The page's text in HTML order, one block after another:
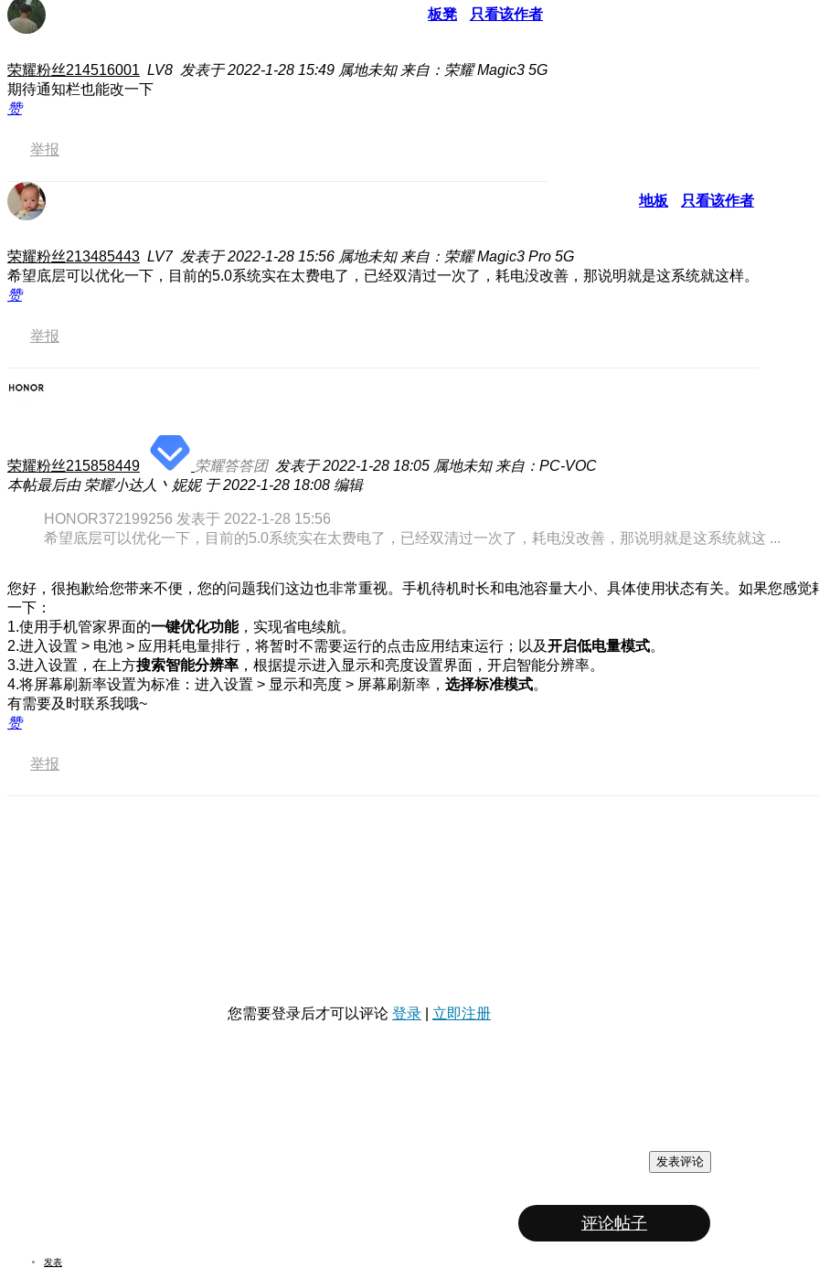
板凳 只看该作者
荣耀粉丝214516001 LV8 发表于 2022-1-28 15:49 属地未知 来自：荣耀 Magic3 5G
期待通知栏也能改一下
赞
举报
地板 只看该作者
荣耀粉丝213485443 LV7 发表于 2022-1-28 15:56 属地未知 来自：荣耀 Magic3 Pro 5G
希望底层可以优化一下，目前的5.0系统实在太费电了，已经双清过一次了，耗电没改善，那说明就是这系统就这样。
赞
举报
荣耀粉丝215858449 荣耀答答团 发表于 2022-1-28 18:05 属地未知 来自：PC-VOC
本帖最后由 荣耀小达人丶妮妮 于 2022-1-28 18:08 编辑
HONOR372199256 发表于 2022-1-28 15:56
希望底层可以优化一下，目前的5.0系统实在太费电了，已经双清过一次了，耗电没改善，那说明就是这系统就这 ...
您好，很抱歉给您带来不便，您的问题我们这边也非常重视。手机待机时长和电池容量大小、具体使用状态有关。如果您感
一下：
1.使用手机管家界面的一键优化功能，实现省电续航。
2.进入设置 > 电池 > 应用耗电量排行，将暂时不需要运行的点击应用结束运行；以及开启低电量模式。
3.进入设置，在上方搜索智能分辨率 ，根据提示进入显示和亮度设置界面，开启智能分辨率。
4.将屏幕刷新率设置为标准：进入设置 > 显示和亮度 > 屏幕刷新率， 选择标准模式。
有需要及时联系我哦~
赞
举报
您需要登录后才可以评论 登录 立即注册
发表评论
评论帖子
发表